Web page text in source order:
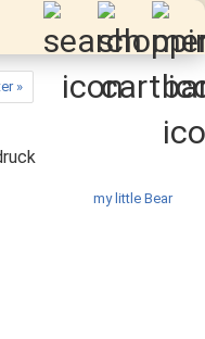
»
my little Bear